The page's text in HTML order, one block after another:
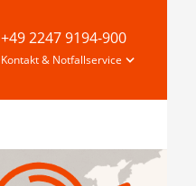
+49 2247 9194-900
Kontakt & Notfallservice